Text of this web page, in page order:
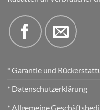
* Garantie und
* Datenschutzerklärung
* Allgemeine